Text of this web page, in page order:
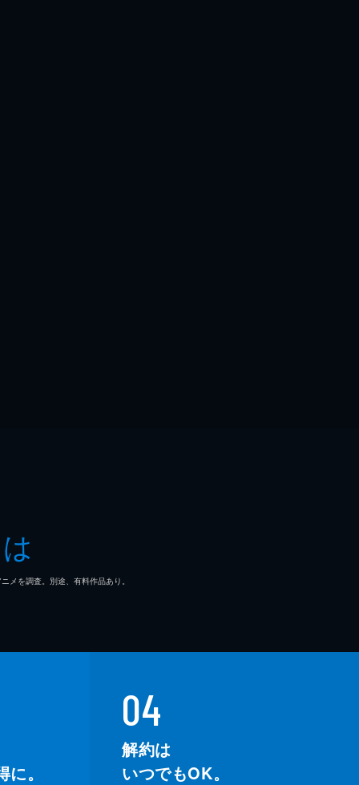
を調査。別途、有料作品あり。
。
04
解約は
いつでもOK。